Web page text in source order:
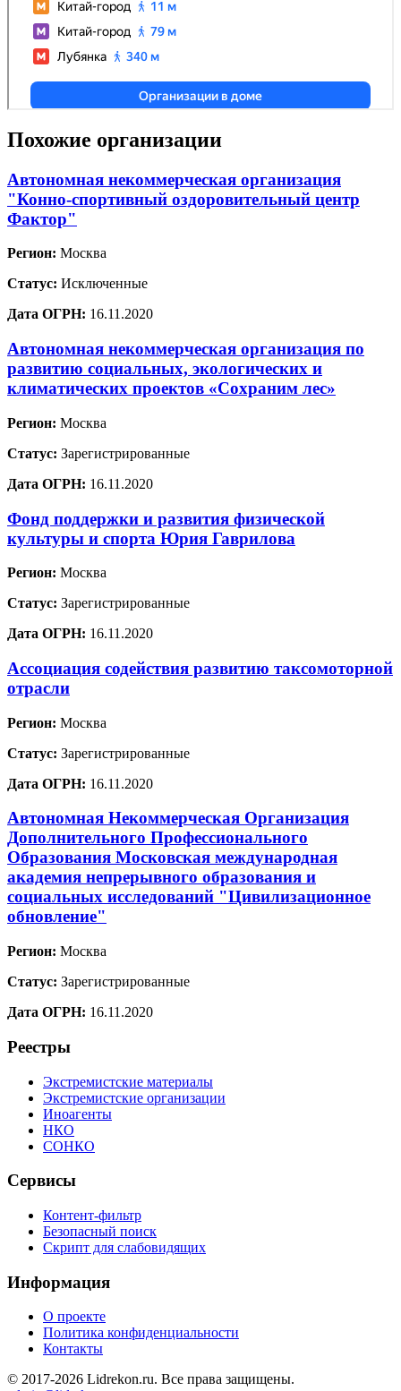
Похожие организации
Автономная некоммерческая организация
"Конно-спортивный оздоровительный центр
Фактор"
Регион: Москва
Статус: Исключенные
Дата ОГРН: 16.11.2020
Автономная некоммерческая организация по
развитию социальных, экологических и
климатических проектов «Сохраним лес»
Регион: Москва
Статус: Зарегистрированные
Дата ОГРН: 16.11.2020
Фонд поддержки и развития физической
культуры и спорта Юрия Гаврилова
Регион: Москва
Статус: Зарегистрированные
Дата ОГРН: 16.11.2020
Ассоциация содействия развитию таксомоторной
отрасли
Регион: Москва
Статус: Зарегистрированные
Дата ОГРН: 16.11.2020
Автономная Некоммерческая Организация
Дополнительного Профессионального
Образования Московская международная
академия непрерывного образования и
социальных исследований "Цивилизационное
обновление"
Регион: Москва
Статус: Зарегистрированные
Дата ОГРН: 16.11.2020
Реестры
Экстремистские материалы
Экстремистские организации
Иноагенты
НКО
СОНКО
Сервисы
Контент-фильтр
Безопасный поиск
Скрипт для слабовидящих
Информация
О проекте
Политика конфиденциальности
Контакты
© 2017-2026 Lidrekon.ru. Все права защищены.